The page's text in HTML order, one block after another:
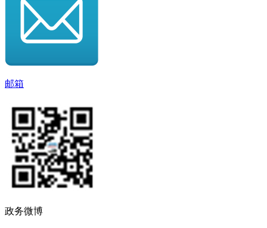
邮箱
政务微博